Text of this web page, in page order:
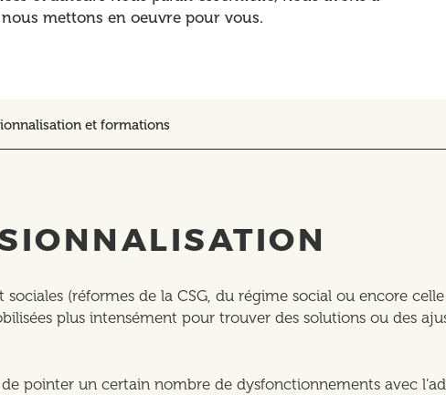
mettons en oeuvre pour vous.
et formations
(réformes de la CSG, du régime social ou encore
plus intensément pour trouver des solutions ou des
de pointer un certain nombre de dysfonctionnements avec